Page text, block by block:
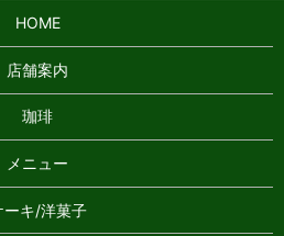
HOME
店舗案内
珈琲
メニュー
ーキ/洋菓子